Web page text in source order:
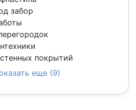
забор
покрытий
еще (9)